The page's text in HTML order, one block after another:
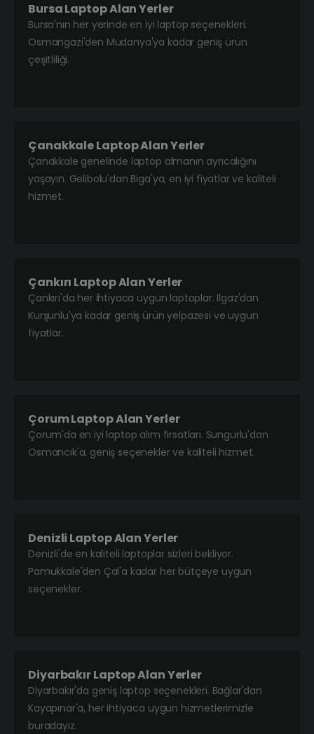
Bursa Laptop Alan Yerler
Bursa'nın her yerinde en iyi laptop seçenekleri.
Osmangazi'den Mudanya'ya kadar geniş ürün
çeşitliliği.
Çanakkale Laptop Alan Yerler
Çanakkale genelinde laptop almanın ayrıcalığını
yaşayın. Gelibolu'dan Biga'ya, en iyi fiyatlar ve kaliteli
hizmet.
Çankırı Laptop Alan Yerler
Çankırı'da her ihtiyaca uygun laptoplar. Ilgaz'dan
Kurşunlu'ya kadar geniş ürün yelpazesi ve uygun
fiyatlar.
Çorum Laptop Alan Yerler
Çorum'da en iyi laptop alım fırsatları. Sungurlu'dan
Osmancık'a, geniş seçenekler ve kaliteli hizmet.
Denizli Laptop Alan Yerler
Denizli'de en kaliteli laptoplar sizleri bekliyor.
Pamukkale'den Çal'a kadar her bütçeye uygun
seçenekler.
Diyarbakır Laptop Alan Yerler
Diyarbakır'da geniş laptop seçenekleri. Bağlar'dan
Kayapınar'a, her ihtiyaca uygun hizmetlerimizle
buradayız.